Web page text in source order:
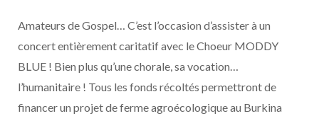
Amateurs de Gospel… C’est l’occasion d’assister à un
concert entièrement caritatif avec le Choeur MODDY
BLUE ! Bien plus qu’une chorale, sa vocation…
l’humanitaire ! Tous les fonds récoltés permettront de
financer un projet de ferme agroécologique au Burkina